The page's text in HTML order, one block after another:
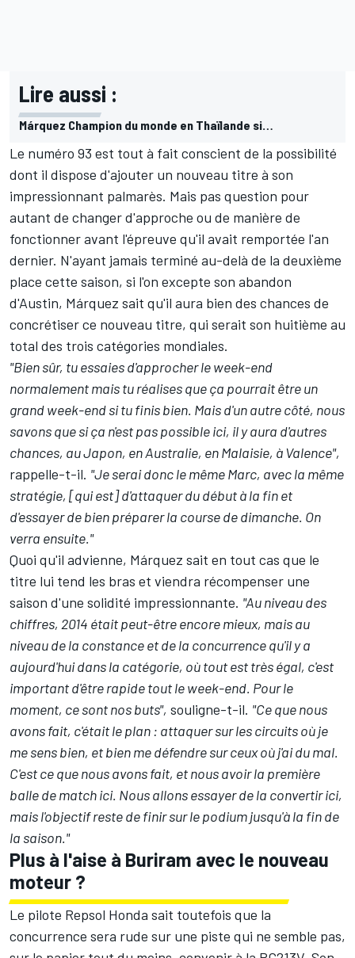
Lire aussi :
Márquez Champion du monde en Thaïlande si…
Le numéro 93 est tout à fait conscient de la possibilité
dont il dispose d'ajouter un nouveau titre à son
impressionnant palmarès. Mais pas question pour
autant de changer d'approche ou de manière de
fonctionner avant l'épreuve qu'il avait remportée l'an
dernier. N'ayant jamais terminé au-delà de la deuxième
place cette saison, si l'on excepte son abandon
d'Austin, Márquez sait qu'il aura bien des chances de
concrétiser ce nouveau titre, qui serait son huitième au
total des trois catégories mondiales.
"Bien sûr, tu essaies d'approcher le week-end
normalement mais tu réalises que ça pourrait être un
grand week-end si tu finis bien. Mais d'un autre côté, nous
savons que si ça n'est pas possible ici, il y aura d'autres
chances, au Japon, en Australie, en Malaisie, à Valence",
rappelle-t-il. "Je serai donc le même Marc, avec la même
stratégie, [qui est] d'attaquer du début à la fin et
d'essayer de bien préparer la course de dimanche. On
verra ensuite."
Quoi qu'il advienne, Márquez sait en tout cas que le
titre lui tend les bras et viendra récompenser une
saison d'une solidité impressionnante. "Au niveau des
chiffres, 2014 était peut-être encore mieux, mais au
niveau de la constance et de la concurrence qu'il y a
aujourd'hui dans la catégorie, où tout est très égal, c'est
important d'être rapide tout le week-end. Pour le
moment, ce sont nos buts", souligne-t-il. "Ce que nous
avons fait, c'était le plan : attaquer sur les circuits où je
me sens bien, et bien me défendre sur ceux où j'ai du mal.
C'est ce que nous avons fait, et nous avoir la première
balle de match ici. Nous allons essayer de la convertir ici,
mais l'objectif reste de finir sur le podium jusqu'à la fin de
la saison."
Plus à l'aise à Buriram avec le nouveau
moteur ?
Le pilote Repsol Honda sait toutefois que la
concurrence sera rude sur une piste qui ne semble pas,